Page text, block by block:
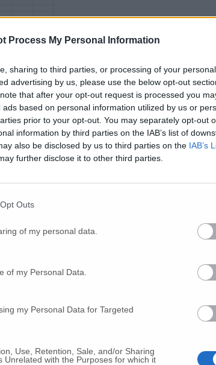
Process My Personal Information
sharing to third parties, or processing of your
advertising by us, please use the below opt-out
that after your opt-out request is processed you
based on personal information utilized by us or
prior to your opt-out. You may separately opt-out
information by third parties on the IAB’s list of
also be disclosed by us to third parties on the IAB’s
further disclose it to other third parties.
Outs
of my personal data.
of my Personal Data.
my Personal Data for Targeted
Use, Retention, Sale, and/or Sharing
Unrelated with the Purposes for which it